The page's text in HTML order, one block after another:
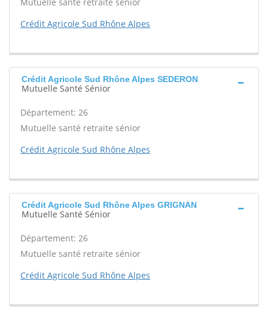
Crédit Agricole Sud Rhône Alpes
Crédit Agricole Sud Rhône Alpes SEDERON
Mutuelle Santé Sénior
Département: 26
Mutuelle santé retraite sénior
Crédit Agricole Sud Rhône Alpes
Crédit Agricole Sud Rhône Alpes GRIGNAN
Mutuelle Santé Sénior
Département: 26
Mutuelle santé retraite sénior
Crédit Agricole Sud Rhône Alpes